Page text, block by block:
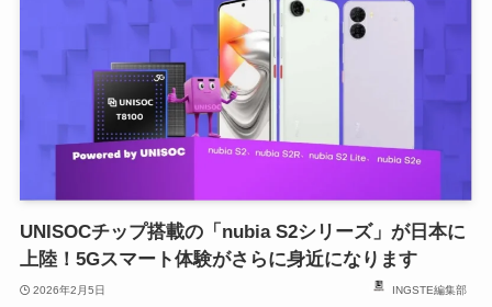
UNISOCチップ搭載の「nubia S2シリーズ」が日本に
上陸！5Gスマート体験がさらに身近になります
2026年2月5日 INGSTE編集部